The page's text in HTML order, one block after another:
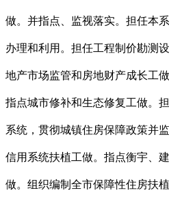
做。并指点、监视落实。担任本
办理和利用。担任工程制价勘测
地产市场监管和房地财产成长工
指点城市修补和生态修复工做。
系统，贯彻城镇住房保障政策并
信用系统扶植工做。指点衡宇、
做。组织编制全市保障性住房扶